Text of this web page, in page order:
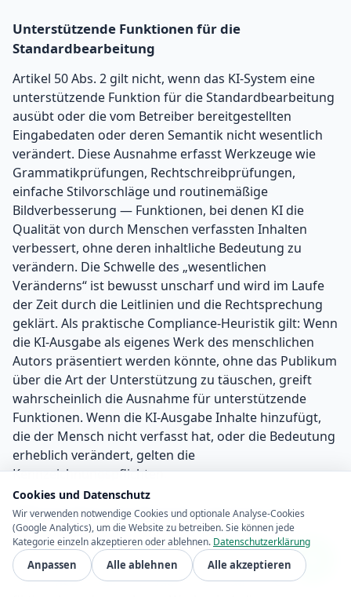
Unterstützende Funktionen für die
Standardbearbeitung
Artikel 50 Abs. 2 gilt nicht, wenn das KI-System eine
unterstützende Funktion für die Standardbearbeitung
ausübt oder die vom Betreiber bereitgestellten
Eingabedaten oder deren Semantik nicht wesentlich
verändert. Diese Ausnahme erfasst Werkzeuge wie
Grammatikprüfungen, Rechtschreibprüfungen,
einfache Stilvorschläge und routinemäßige
Bildverbesserung — Funktionen, bei denen KI die
Qualität von durch Menschen verfassten Inhalten
verbessert, ohne deren inhaltliche Bedeutung zu
verändern. Die Schwelle des „wesentlichen
Veränderns“ ist bewusst unscharf und wird im Laufe
der Zeit durch die Leitlinien und die Rechtsprechung
geklärt. Als praktische Compliance-Heuristik gilt: Wenn
die KI-Ausgabe als eigenes Werk des menschlichen
Autors präsentiert werden könnte, ohne das Publikum
über die Art der Unterstützung zu täuschen, greift
wahrscheinlich die Ausnahme für unterstützende
Funktionen. Wenn die KI-Ausgabe Inhalte hinzufügt,
die der Mensch nicht verfasst hat, oder die Bedeutung
erheblich verändert, gelten die
Kennzeichnungspflichten.
Offensichtlich künstlerische, satirische oder
fiktionale Inhalte
Artikel 50 Abs. 4 sieht vor, dass für Deepfakes, die Teil
eines offensichtlich künstlerischen, satirischen,
Cookies und Datenschutz
Wir verwenden notwendige Cookies und optionale Analyse-Cookies
(Google Analytics), um die Website zu betreiben. Sie können jede
Kategorie einzeln akzeptieren oder ablehnen. Datenschutzerklärung
Anpassen Alle ablehnen Alle akzeptieren